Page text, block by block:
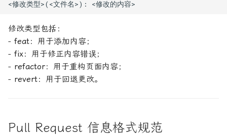
修改类型包括：
- feat：用于添加内容；
- fix：用于修正内容错误；
- refactor：用于重构页面内容；
- revert：用于回退更改。
Pull Request 信息格式规范